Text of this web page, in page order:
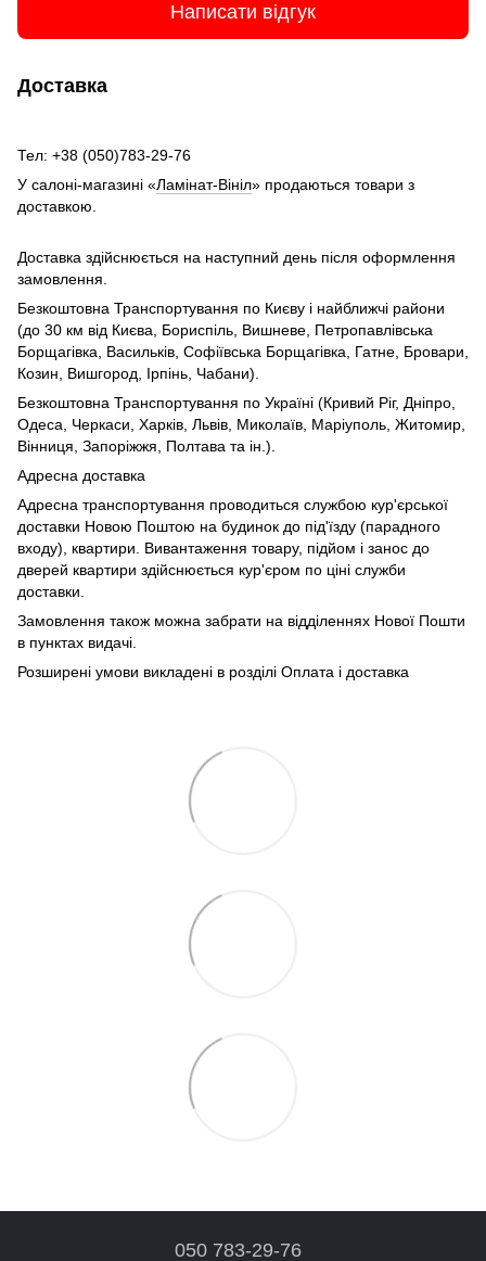
Написати відгук
Доставка
Тел: +38 (050)783-29-76
У салоні-магазині «Ламінат-Вініл» продаються товари з
доставкою.
Доставка здійснюється на наступний день після оформлення
замовлення.
Безкоштовна Транспортування по Києву і найближчі райони
(до 30 км від Києва, Бориспіль, Вишневе, Петропавлівська
Борщагівка, Васильків, Софіївська Борщагівка, Гатне, Бровари,
Козин, Вишгород, Ірпінь, Чабани).
Безкоштовна Транспортування по Україні (Кривий Ріг, Дніпро,
Одеса, Черкаси, Харків, Львів, Миколаїв, Маріуполь, Житомир,
Вінниця, Запоріжжя, Полтава та ін.).
Адресна доставка
Адресна транспортування проводиться службою кур'єрської
доставки Новою Поштою на будинок до під'їзду (парадного
входу), квартири. Вивантаження товару, підйом і занос до
дверей квартири здійснюється кур'єром по ціні служби
доставки.
Замовлення також можна забрати на відділеннях Нової Пошти
в пунктах видачі.
Розширені умови викладені в розділі Оплата і доставка
050 783-29-76